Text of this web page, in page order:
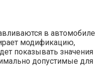
в автомобиле
модификацию,
показывать значения
допустимые для